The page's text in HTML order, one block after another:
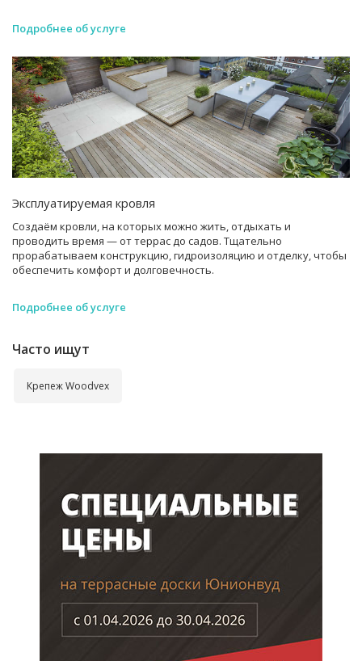
Подробнее об услуге
Эксплуатируемая кровля
Создаём кровли, на которых можно жить, отдыхать и
проводить время — от террас до садов. Тщательно
прорабатываем конструкцию, гидроизоляцию и отделку, чтобы
обеспечить комфорт и долговечность.
Подробнее об услуге
Часто ищут
Крепеж Woodvex